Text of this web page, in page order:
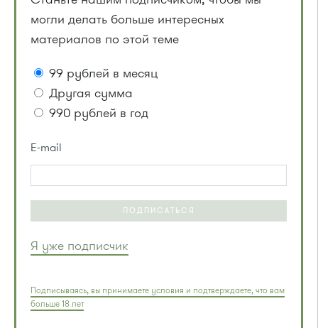
могли делать больше интересных
материалов по этой теме
99 рублей в месяц
Другая сумма
990 рублей в год
E-mail
ПОДПИСАТЬСЯ
Я уже подписчик
Подписываясь, вы принимаете условия и подтверждаете, что вам
больше 18 лет